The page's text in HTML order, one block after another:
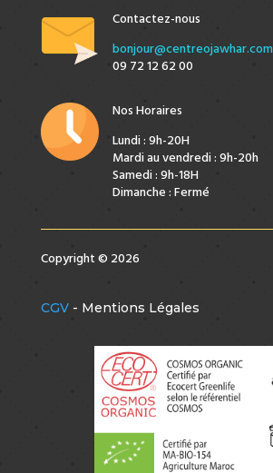
Contactez-nous
bonjour@centreojawhar.com
09 72 12 62 00
Nos Horaires
Lundi : 9h-20H
Mardi au vendredi : 9h-20h
Samedi : 9h-18H
Dimanche : Fermé
Copyright © 2026
CGV- Mentions Légales